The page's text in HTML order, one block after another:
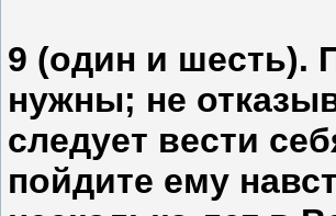
9 (один и шесть).
нужны; не
следует вести
пойдите ему